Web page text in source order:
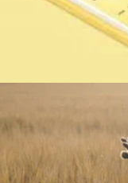
Nyheder
Klinikken